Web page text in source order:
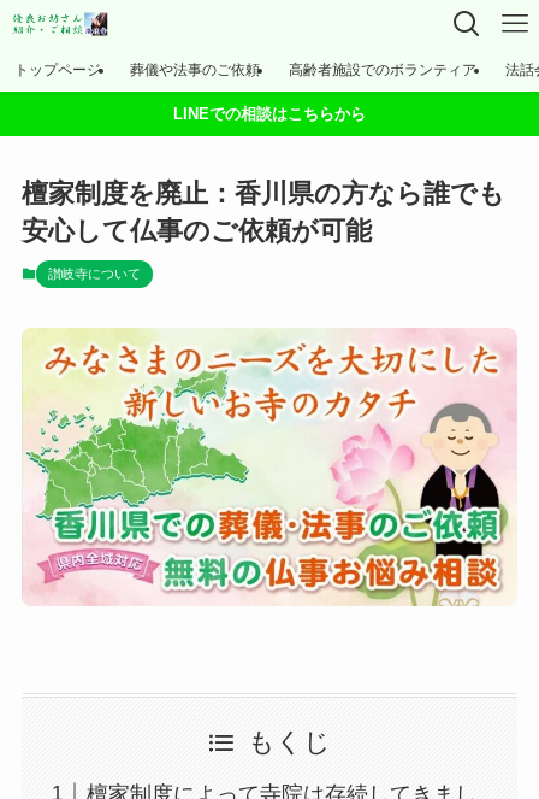
トップページ 葬儀や法事のご依頼 高齢者施設でのボランティア 法話
LINEでの相談はこちらから
檀家制度を廃止：香川県の方なら誰でも
安心して仏事のご依頼が可能
讃岐寺について
もくじ
檀家制度によって寺院は存続してきまし